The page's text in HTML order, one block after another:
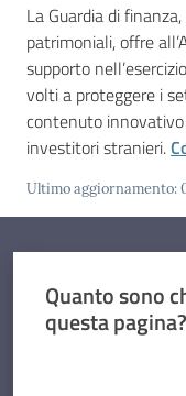
Contatti
Seguici
su
La Guardia di
patrimoniali, offre
supporto
volti a proteggere i
contenuto
investitori stranieri.
Ultimo aggiornamento:
Quanto sono
questa pagina?